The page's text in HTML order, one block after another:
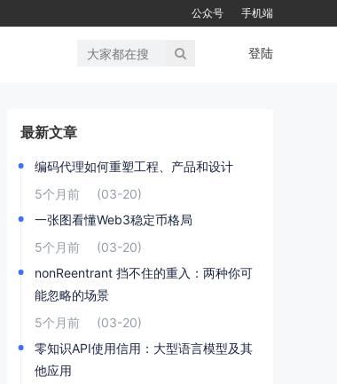
公众号 手机端
登陆
最新文章
编码代理如何重塑工程、产品和设计
5个月前
(03-20)
一张图看懂Web3稳定币格局
5个月前
(03-20)
nonReentrant 挡不住的重入：两种你可
能忽略的场景
5个月前
(03-20)
零知识API使用信用：大型语言模型及其
他应用